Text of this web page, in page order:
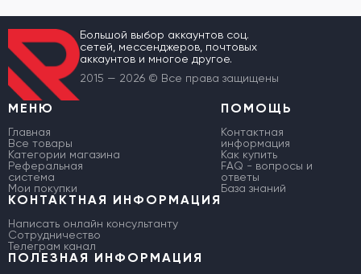
Большой выбор аккаунтов соц.
сетей, мессенджеров, почтовых
аккаунтов и многое другое.
2015 — 2026 © Все права защищены
МЕНЮ
Главная
Все товары
Категории магазина
Реферальная
система
Мои покупки
ПОМОЩЬ
Контактная
информация
Как купить
FAQ - вопросы и
ответы
База знаний
КОНТАКТНАЯ ИНФОРМАЦИЯ
Написать онлайн консультанту
Сотрудничество
Телеграм канал
ПОЛЕЗНАЯ ИНФОРМАЦИЯ